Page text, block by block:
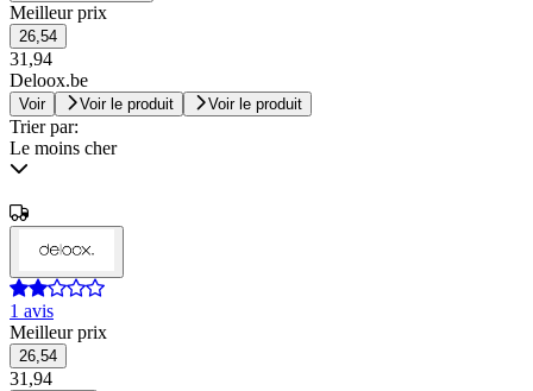
Meilleur prix
26,54
31,94
Deloox.be
Voir Voir le produit Voir le produit
Trier par:
Le moins cher
1 avis
Meilleur prix
26,54
31,94